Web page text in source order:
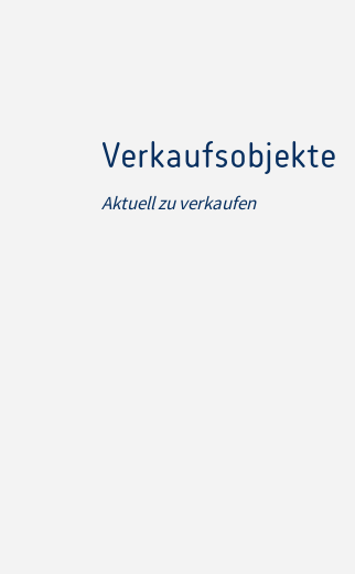
Verkaufsobjekte
Aktuell zu verkaufen